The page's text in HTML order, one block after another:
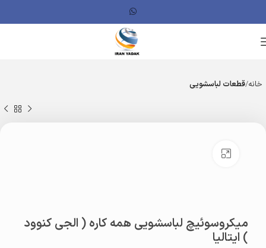
خانه قطعات لباسشویی
میکروسوئیچ لباسشویی همه کاره ( الجی کنوود
) ایتالیا